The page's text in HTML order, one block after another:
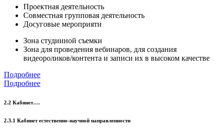
Проектная деятельность
Совместная групповая деятельность
Досуговые мероприяти
Зона студииной съемки
Зона для проведения вебинаров, для создания
видеороликов/контента и записи их в высоком качестве
Подробнее
Подробнее
2.2 Кабинет….
2.3.1 Кабинет естественно-научной направленности